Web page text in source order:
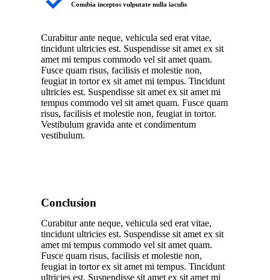
Conubia inceptos vulputate nulla iaculis
Curabitur ante neque, vehicula sed erat vitae,
tincidunt ultricies est. Suspendisse sit amet ex sit
amet mi tempus commodo vel sit amet quam.
Fusce quam risus, facilisis et molestie non,
feugiat in tortor ex sit amet mi tempus. Tincidunt
ultricies est. Suspendisse sit amet ex sit amet mi
tempus commodo vel sit amet quam. Fusce quam
risus, facilisis et molestie non, feugiat in tortor.
Vestibulum gravida ante et condimentum
vestibulum.
Conclusion
Curabitur ante neque, vehicula sed erat vitae,
tincidunt ultricies est. Suspendisse sit amet ex sit
amet mi tempus commodo vel sit amet quam.
Fusce quam risus, facilisis et molestie non,
feugiat in tortor ex sit amet mi tempus. Tincidunt
ultricies est. Suspendisse sit amet ex sit amet mi